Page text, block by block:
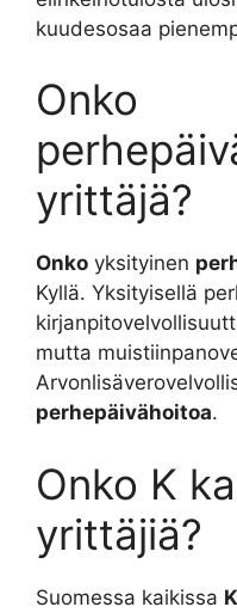
kuudesosaa
Onko
yrittäjä?
Onko yksityinen
Kyllä. Yksityisellä
mutta
perhepäivähoitoa.
Onko K
yrittäjiä?
Suomessa kaikissa K